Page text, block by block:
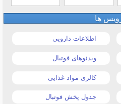
ها
اطلاعات دارویی
ویدئوهای فوتبال
کالری مواد غذایی
جدول پخش فوتبال